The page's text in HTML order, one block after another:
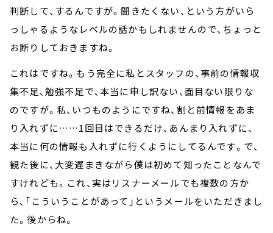
判断して、するんですが。聞きたくない、という方がいら
っしゃるようなレベルの話かもしれませんので、ちょっと
お断りしておきますね。
これはですね。もう完全に私とスタッフの、事前の情報収
集不足、勉強不足で、本当に申し訳ない、面目ない限りな
のですが。私、いつものようにですね、割と前情報をあま
り入れずに……1回目はできるだけ、あんまり入れずに、
本当に何の情報も入れずに行くようにしてるんです。で、
観た後に、大変遅まきながら僕は初めて知ったことなんで
すけれども。これ、実はリスナーメールでも複数の方か
ら、「こういうことがあって」というメールをいただきまし
た。後からね。